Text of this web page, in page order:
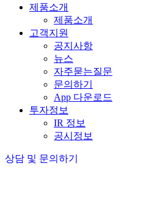
제품소개
제품소개
고객지원
공지사항
뉴스
자주묻는질문
문의하기
App 다운로드
투자정보
IR 정보
공시정보
상담 및 문의하기